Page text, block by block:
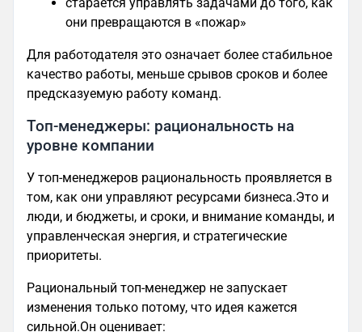
они превращаются в «пожар»
Для работодателя это означает более стабильное
качество работы, меньше срывов сроков и более
предсказуемую работу команд.
Топ‑менеджеры: рациональность на
уровне компании
У топ‑менеджеров рациональность проявляется в
том, как они управляют ресурсами бизнеса.Это и
люди, и бюджеты, и сроки, и внимание команды, и
управленческая энергия, и стратегические
приоритеты.
Рациональный топ‑менеджер не запускает
изменения только потому, что идея кажется
сильной.Он оценивает: